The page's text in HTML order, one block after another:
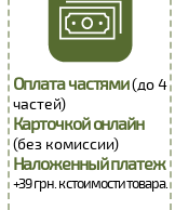
Оплата частями(до 4
частей)
Карточкой онлайн
(без комиссии)
Наложенный платеж
+39 грн. к стоимости товара.